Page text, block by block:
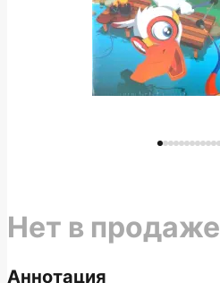
Аннотация
Нет в продаже